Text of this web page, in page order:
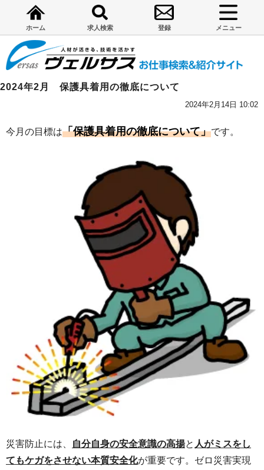
ホーム 求人検索 登録 メニュー
2024年2月 保護具着用の徹底について
2024年2月14日 10:02
今月の目標は「保護具着用の徹底について」です。
災害防止には、 自分自身の安全意識の高揚と 人がミスをし
てもケガをさせない本質安全化が重要です。ゼロ災害実現